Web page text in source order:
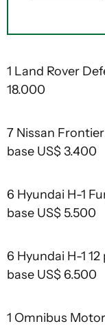
1 Land Rover
7 Nissan
base US$
6 Hyundai H-1
base US$ 5.500
6 Hyundai H-1
base US$ 6.500
1 Omnibus